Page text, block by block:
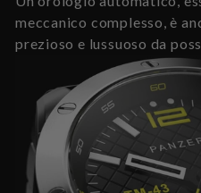
meccanico complesso, è
prezioso e lussuoso da